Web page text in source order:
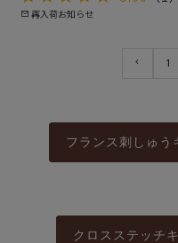
再入荷お知らせ
1
フランス刺しゅう
クロスステッチ